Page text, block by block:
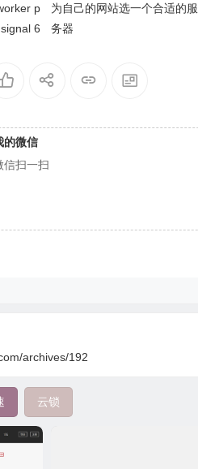
p
6
为自己的网站选一个合适的服
务器
的微信
信扫一扫
archives/192
云锁